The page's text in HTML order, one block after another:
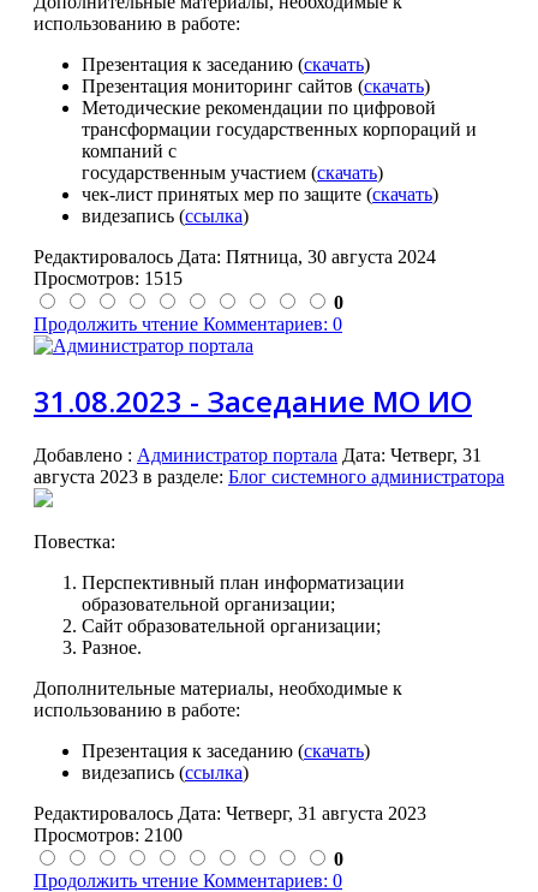
использованию в работе:
Презентация к заседанию (скачать)
Презентация мониторинг сайтов (скачать)
Методические рекомендации по цифровой
трансформации государственных корпораций и
компаний с
государственным участием (скачать)
чек-лист принятых мер по защите (скачать)
видезапись (ссылка)
Редактировалось Дата: Пятница, 30 августа 2024
Просмотров: 1515
0
Продолжить чтение Комментариев: 0
31.08.2023 - Заседание МО ИО
Добавлено : Администратор портала Дата: Четверг, 31
августа 2023 в разделе: Блог системного администратора
Повестка:
Перспективный план информатизации
образовательной организации;
Сайт образовательной организации;
Разное.
Дополнительные материалы, необходимые к
использованию в работе:
Презентация к заседанию (скачать)
видезапись (ссылка)
Редактировалось Дата: Четверг, 31 августа 2023
Просмотров: 2100
0
Продолжить чтение Комментариев: 0